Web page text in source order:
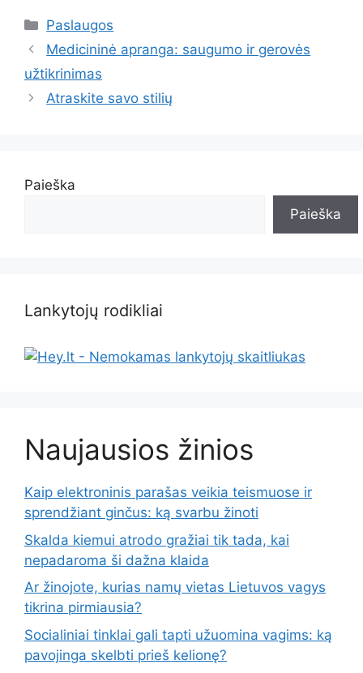
Kategorijos
Paslaugos
Medicininė apranga: saugumo ir gerovės
užtikrinimas
Atraskite savo stilių
Paieška
Paieška
Lankytojų rodikliai
Naujausios žinios
Kaip elektroninis parašas veikia teismuose ir
sprendžiant ginčus: ką svarbu žinoti
Skalda kiemui atrodo gražiai tik tada, kai
nepadaroma ši dažna klaida
Ar žinojote, kurias namų vietas Lietuvos vagys
tikrina pirmiausia?
Socialiniai tinklai gali tapti užuomina vagims: ką
pavojinga skelbti prieš kelionę?